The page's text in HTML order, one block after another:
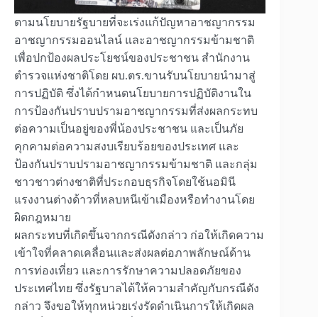
ตามนโยบายรัฐบายที่จะเร่งแก้ปัญหาอาชญากรรม
อาชญากรรมออนไลน์ และอาชญากรรมข้ามชาติ
เพื่อปกป้องผลประโยชน์ของประชาชน สำนักงาน
ตำรวจแห่งชาติโดย ผบ.ตร.ขานรับนโยบายนำมาสู่
การปฏิบัติ ซึ่งได้กำหนดนโยบายการปฏิบัติงานใน
การป้องกันปราบปรามอาชญากรรมที่ส่งผลกระทบ
ต่อความเป็นอยู่ของพี่น้องประชาชน และเป็นภัย
คุกคามต่อความสงบเรียบร้อยของประเทศ และ
ป้องกันปราบปรามอาชญากรรมข้ามชาติ และกลุ่ม
ชาวชาวต่างชาติที่ประกอบธุรกิจโดยใช้นอมินี
แรงงานต่างด้าวที่หลบหนีเข้าเมืองหรือทำงานโดย
ผิดกฎหมาย
ผลกระทบที่เกิดขึ้นจากกรณีดังกล่าว ก่อให้เกิดความ
เข้าใจที่คลาดเคลื่อนและส่งผลต่อภาพลักษณ์ด้าน
การท่องเที่ยว และการรักษาความปลอดภัยของ
ประเทศไทย ซึ่งรัฐบาลได้ให้ความสำคัญกับกรณีดัง
กล่าว จึงขอให้ทุกหน่วยเร่งรัดดำเนินการให้เกิดผล